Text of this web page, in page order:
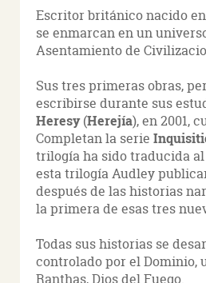
Escritor británico nacido
se enmarcan en un
Asentamiento de
Sus tres primeras obras,
escribirse durante sus
Heresy(Herejía), en 2001,
Completan la serie
trilogía ha sido traducida
esta trilogía Audley
después de las historias
la primera de esas tres
Todas sus historias se
controlado por el Dominio,
Ranthas, Dios del Fuego.